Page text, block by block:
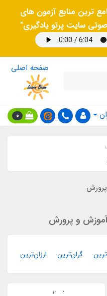
ترین منابع آزمون های
سایت پرتو یادگیری"
صفحه اصلی
0
و پرورش
گران‌ترین ارزان‌ترین